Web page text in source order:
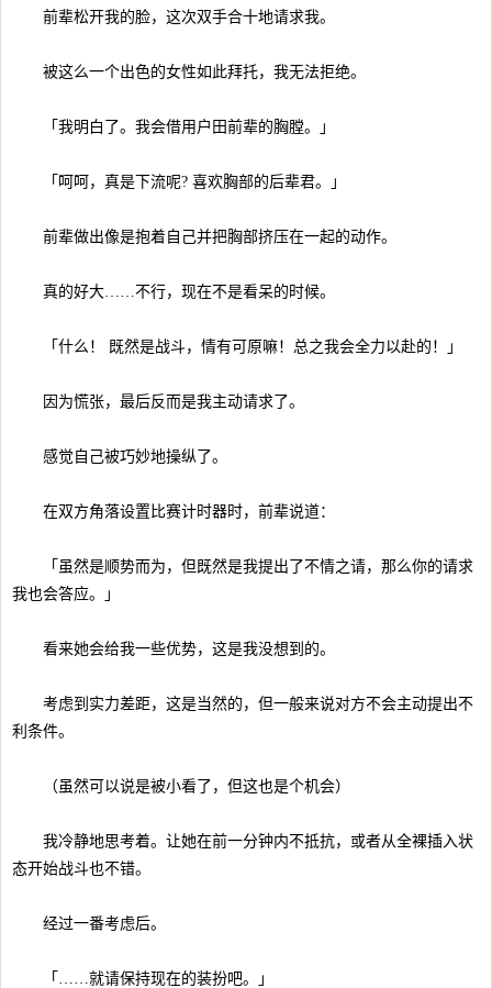
前辈松开我的脸，这次双手合十地请求我。
被这么一个出色的女性如此拜托，我无法拒绝。
「我明白了。我会借用户田前辈的胸膛。」
「呵呵，真是下流呢? 喜欢胸部的后辈君。」
前辈做出像是抱着自己并把胸部挤压在一起的动作。
真的好大……不行，现在不是看呆的时候。
「什么！ 既然是战斗，情有可原嘛！总之我会全力以赴的！」
因为慌张，最后反而是我主动请求了。
感觉自己被巧妙地操纵了。
在双方角落设置比赛计时器时，前辈说道：
「虽然是顺势而为，但既然是我提出了不情之请，那么你的请求
我也会答应。」
看来她会给我一些优势，这是我没想到的。
考虑到实力差距，这是当然的，但一般来说对方不会主动提出不
利条件。
（虽然可以说是被小看了，但这也是个机会）
我冷静地思考着。让她在前一分钟内不抵抗，或者从全裸插入状
态开始战斗也不错。
经过一番考虑后。
「……就请保持现在的装扮吧。」